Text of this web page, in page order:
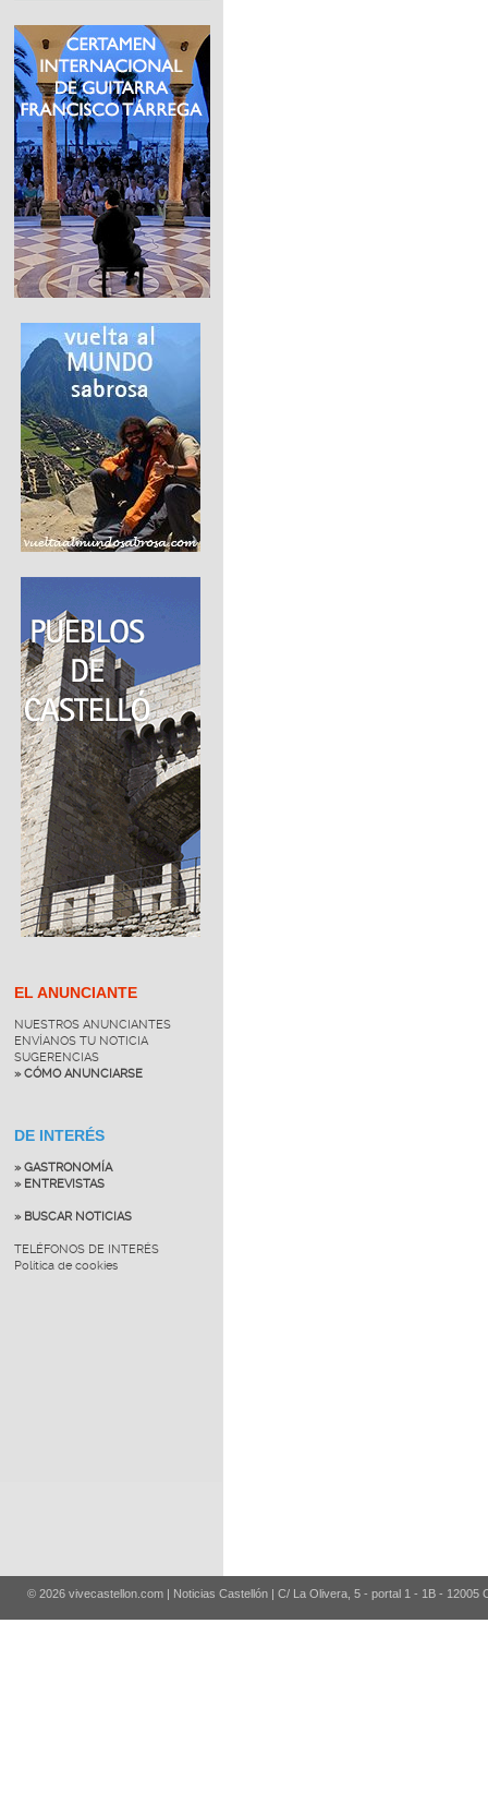
EL ANUNCIANTE
NUESTROS ANUNCIANTES
ENVÍANOS TU NOTICIA
SUGERENCIAS
» CÓMO ANUNCIARSE
DE INTERÉS
» GASTRONOMÍA
» ENTREVISTAS
» BUSCAR NOTICIAS
TELÉFONOS DE INTERÉS
Política de cookies
© 2026 vivecastellon.com | Noticias Castellón | C/ La Olivera, 5 - portal 1 - 1B - 12005